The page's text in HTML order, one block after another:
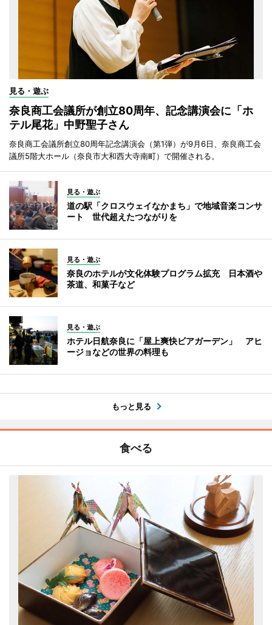
見る・遊ぶ
奈良商工会議所が創立80周年、記念講演会に「ホ
テル尾花」中野聖子さん
奈良商工会議所創立80周年記念講演会（第1弾）が9月6日、奈良商工会
議所5階大ホール（奈良市大和西大寺南町）で開催される。
見る・遊ぶ
道の駅「クロスウェイなかまち」で地域音楽コンサ
ート 世代超えたつながりを
見る・遊ぶ
奈良のホテルが文化体験プログラム拡充 日本酒や
茶道、和菓子など
見る・遊ぶ
ホテル日航奈良に「屋上爽快ビアガーデン」 アヒ
ージョなどの世界の料理も
もっと見る
食べる